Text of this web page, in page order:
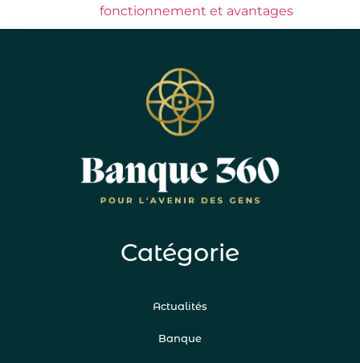
fonctionnement et avantages
Catégorie
Actualités
Banque